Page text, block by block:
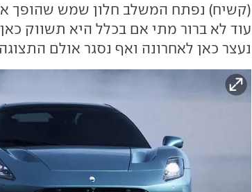
(קשיח) נפתח המשלב חלון שמש שהופך
עוד לא ברור מתי אם בכלל היא תשווק
נעצר כאן לאחרונה ואף נסגר אולם